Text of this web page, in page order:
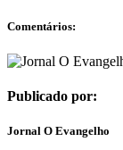
Comentários:
Publicado por:
Jornal O Evangelho